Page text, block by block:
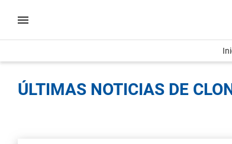
ÚLTIMAS NOTICIAS DE